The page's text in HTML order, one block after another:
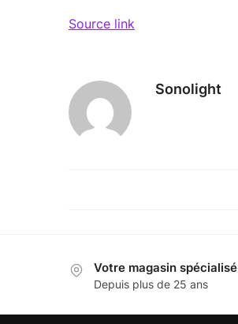
Source link
Sonolight
Votre magasin spécialisé
Depuis plus de 25 ans